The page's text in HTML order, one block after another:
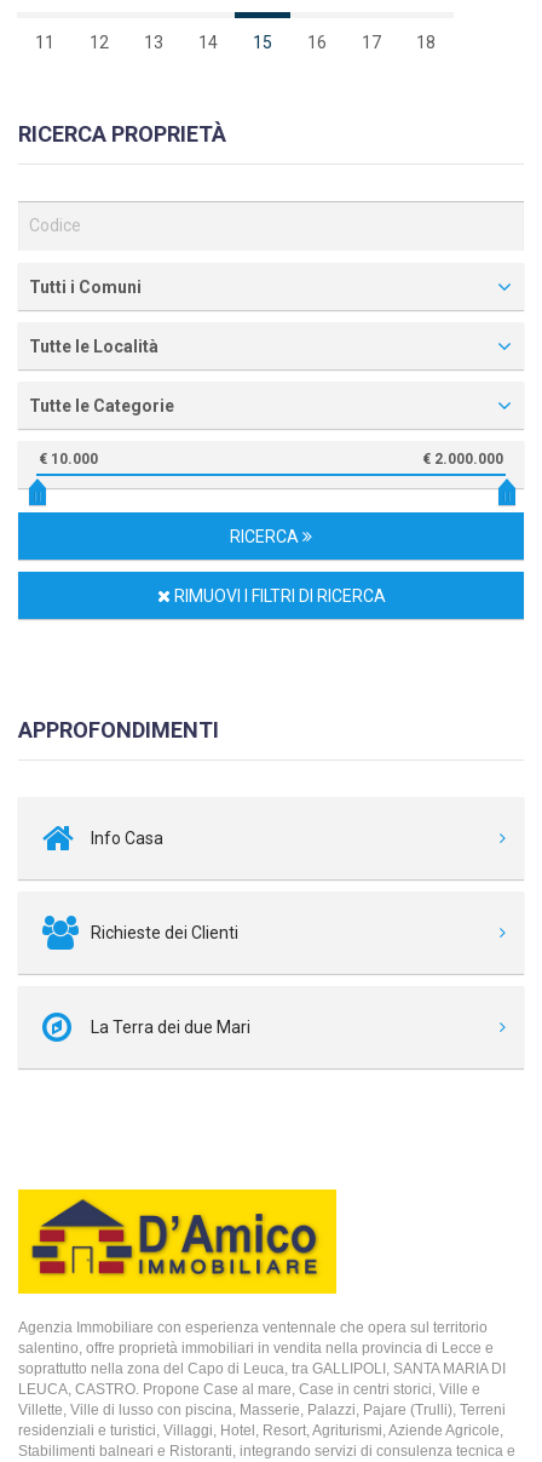
11 12 13 14 15 16 17 18
RICERCA PROPRIETÀ
Tutti i Comuni
Tutte le Località
Tutte le Categorie
€ 10.000 € 2.000.000
RICERCA
RIMUOVI I FILTRI DI RICERCA
APPROFONDIMENTI
Info Casa
Richieste dei Clienti
La Terra dei due Mari
Agenzia Immobiliare con esperienza ventennale che opera sul territorio
salentino, offre proprietà immobiliari in vendita nella provincia di Lecce e
soprattutto nella zona del Capo di Leuca, tra GALLIPOLI, SANTA MARIA DI
LEUCA, CASTRO. Propone Case al mare, Case in centri storici, Ville e
Villette, Ville di lusso con piscina, Masserie, Palazzi, Pajare (Trulli), Terreni
residenziali e turistici, Villaggi, Hotel, Resort, Agriturismi, Aziende Agricole,
Stabilimenti balneari e Ristoranti, integrando servizi di consulenza tecnica e